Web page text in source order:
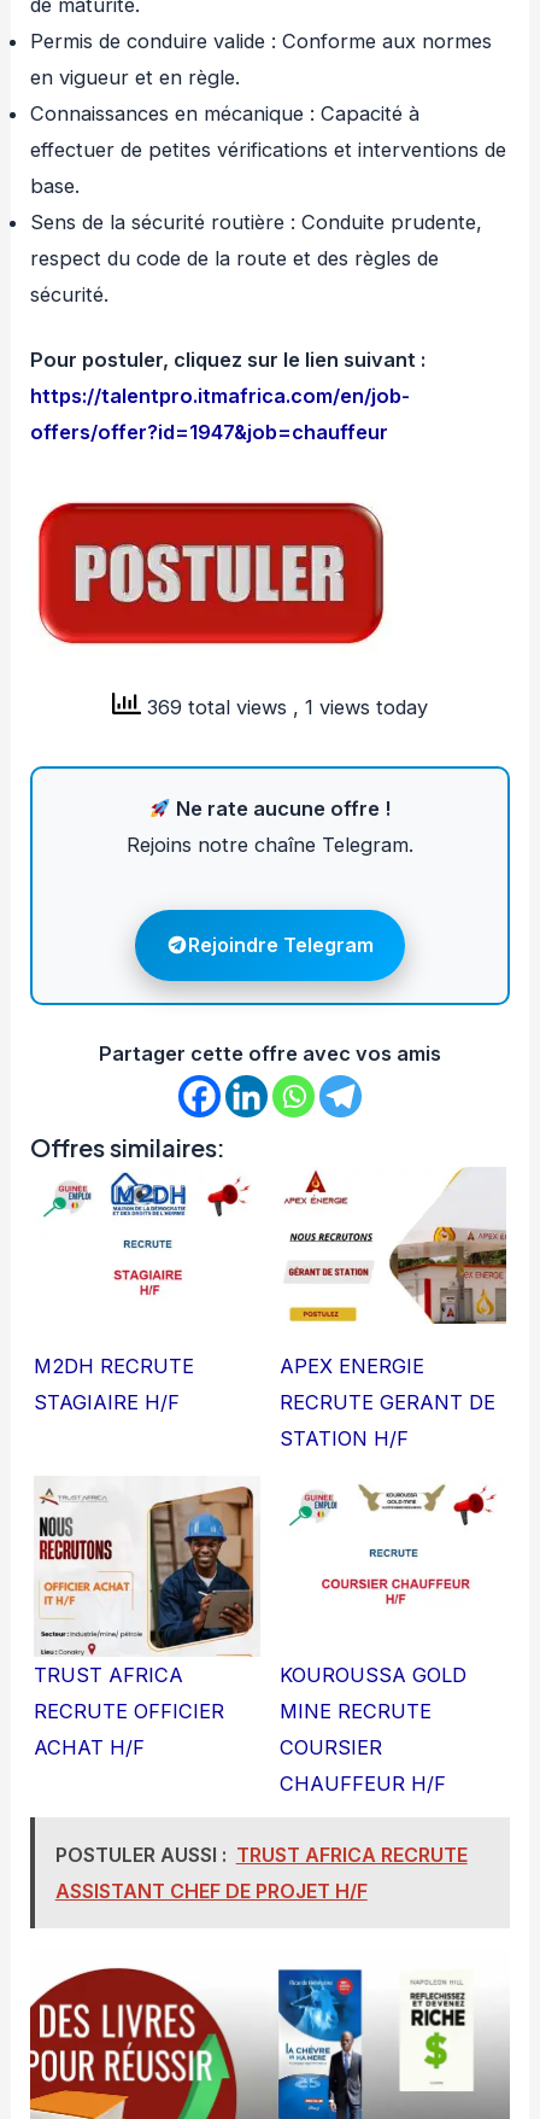
Permis de conduire valide : Conforme aux normes
en vigueur et en règle.
Connaissances en mécanique : Capacité à
effectuer de petites vérifications et interventions de
base.
Sens de la sécurité routière : Conduite prudente,
respect du code de la route et des règles de
sécurité.
Pour postuler, cliquez sur le lien suivant :
https://talentpro.itmafrica.com/en/job-
offers/offer?id=1947&job=chauffeur
369 total views , 1 views today
Ne rate aucune offre !
Rejoins notre chaîne Telegram.
Rejoindre Telegram
Partager cette offre avec vos amis
Offres similaires:
M2DH RECRUTE
STAGIAIRE H/F
APEX ENERGIE
RECRUTE GERANT DE
STATION H/F
TRUST AFRICA
RECRUTE OFFICIER
ACHAT H/F
KOUROUSSA GOLD
MINE RECRUTE
COURSIER
CHAUFFEUR H/F
POSTULER AUSSI : TRUST AFRICA RECRUTE
ASSISTANT CHEF DE PROJET H/F